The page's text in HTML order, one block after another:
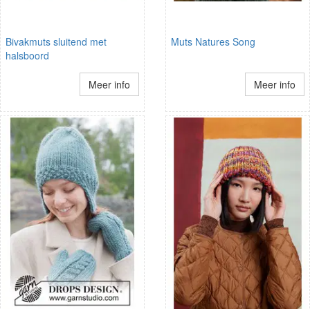
Bivakmuts sluitend met
halsboord
Meer info
Muts Natures Song
Meer info